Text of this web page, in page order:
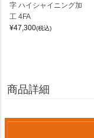
字 ハイシャイニング加
工 4FA
¥47,300(税込)
商品詳細